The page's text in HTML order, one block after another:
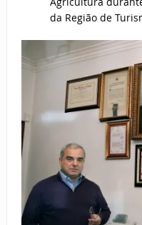
da Região de